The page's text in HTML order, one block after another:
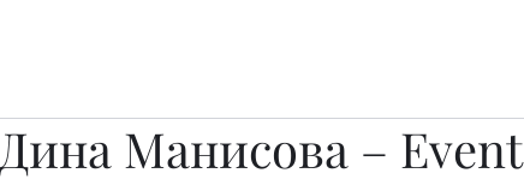
Дина Манисова –